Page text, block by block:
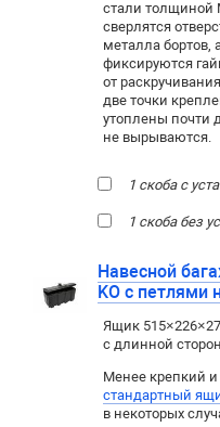
стали толщиной
сверлятся
металла бортов,
фиксируются
от
две точки
утоплены почти
не вырываются.
1 скоба с
1 скоба без
Навесной
KO с петлями
Ящик
с длинной
Менее крепкий
стандартный
в некоторых